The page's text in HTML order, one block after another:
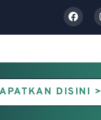
DISINI >